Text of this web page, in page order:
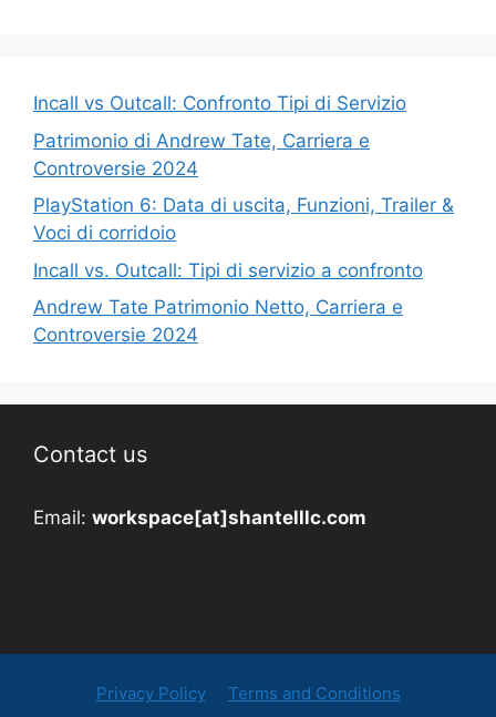
Incall vs Outcall: Confronto Tipi di Servizio
Patrimonio di Andrew Tate, Carriera e
Controversie 2024
PlayStation 6: Data di uscita, Funzioni, Trailer &
Voci di corridoio
Incall vs. Outcall: Tipi di servizio a confronto
Andrew Tate Patrimonio Netto, Carriera e
Controversie 2024
Contact us
Email: workspace[at]shantelllc.com
Privacy Policy Terms and Conditions